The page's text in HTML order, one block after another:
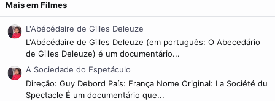
Mais em Filmes
L'Abécédaire de Gilles Deleuze
L'Abécédaire de Gilles Deleuze (em português: O Abecedário
de Gilles Deleuze) é um documentário...
A Sociedade do Espetáculo
Direção: Guy Debord País: França Nome Original: La Société du
Spectacle É um documentário que...